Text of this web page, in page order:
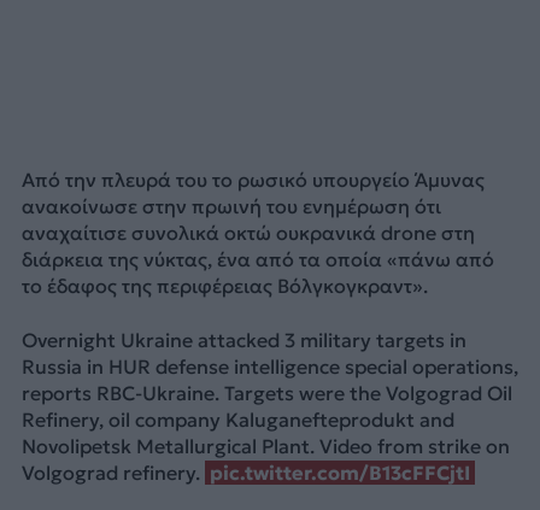
Από την πλευρά του το ρωσικό υπουργείο Άμυνας
ανακοίνωσε στην πρωινή του ενημέρωση ότι
αναχαίτισε συνολικά οκτώ ουκρανικά drone στη
διάρκεια της νύκτας, ένα από τα οποία «πάνω από
το έδαφος της περιφέρειας Βόλγκογκραντ».
Overnight Ukraine attacked 3 military targets in
Russia in HUR defense intelligence special operations,
reports RBC-Ukraine. Targets were the Volgograd Oil
Refinery, oil company Kaluganefteprodukt and
Novolipetsk Metallurgical Plant. Video from strike on
Volgograd refinery. pic.twitter.com/B13cFFCjtI